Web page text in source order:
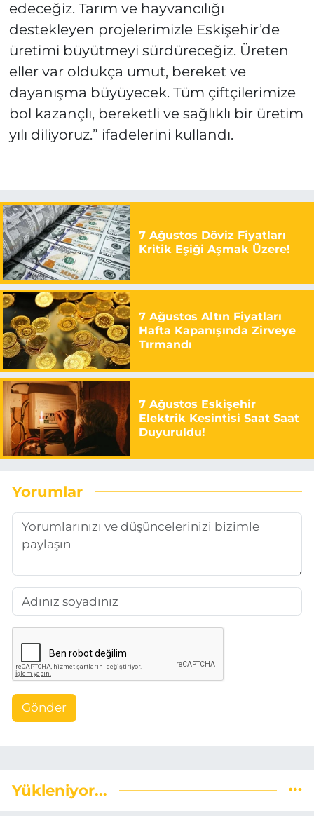
edeceğiz. Tarım ve hayvancılığı
destekleyen projelerimizle Eskişehir’de
üretimi büyütmeyi sürdüreceğiz. Üreten
eller var oldukça umut, bereket ve
dayanışma büyüyecek. Tüm çiftçilerimize
bol kazançlı, bereketli ve sağlıklı bir üretim
yılı diliyoruz.” ifadelerini kullandı.
7 Ağustos Döviz Fiyatları
Kritik Eşiği Aşmak Üzere!
7 Ağustos Altın Fiyatları
Hafta Kapanışında Zirveye
Tırmandı
7 Ağustos Eskişehir
Elektrik Kesintisi Saat Saat
Duyuruldu!
Yorumlar
Gönder
Yükleniyor...